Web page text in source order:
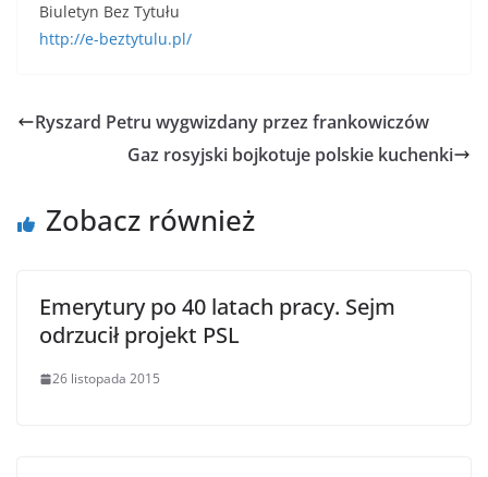
Biuletyn Bez Tytułu
http://e-beztytulu.pl/
Ryszard Petru wygwizdany przez frankowiczów
Gaz rosyjski bojkotuje polskie kuchenki
Zobacz również
Emerytury po 40 latach pracy. Sejm
odrzucił projekt PSL
26 listopada 2015